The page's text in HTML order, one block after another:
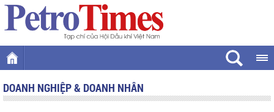
DOANH NGHIỆP & DOANH NHÂN